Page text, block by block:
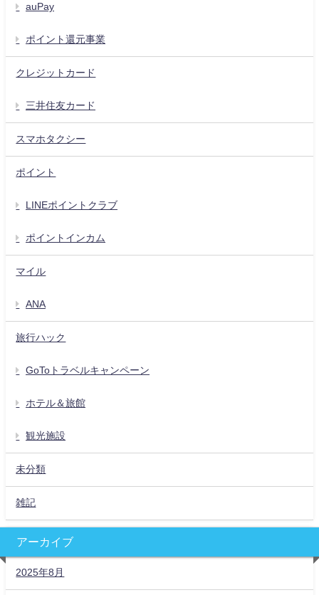
auPay
ポイント還元事業
クレジットカード
三井住友カード
スマホタクシー
ポイント
LINEポイントクラブ
ポイントインカム
マイル
ANA
旅行ハック
GoToトラベルキャンペーン
ホテル＆旅館
観光施設
未分類
雑記
アーカイブ
2025年8月